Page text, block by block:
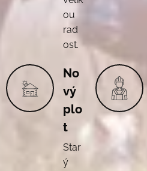
ou
rad
ost.
No
vý
plo
t
Star
ý